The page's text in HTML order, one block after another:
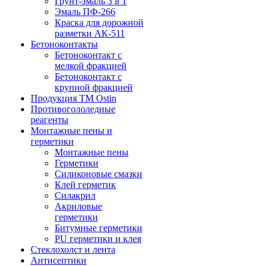
Эмаль ПФ-266
Краска для дорожной
разметки АК-511
Бетоноконтакты
Бетоноконтакт с
мелкой фракцией
Бетоноконтакт с
крупной фракцией
Продукция ТМ Ostin
Противогололедные
реагенты
Монтажные пены и
герметики
Монтажные пены
Герметики
Силиконовые смазки
Клей герметик
Силакрил
Акриловые
герметики
Битумные герметики
PU герметики и клея
Стеклохолст и лента
Антисептики